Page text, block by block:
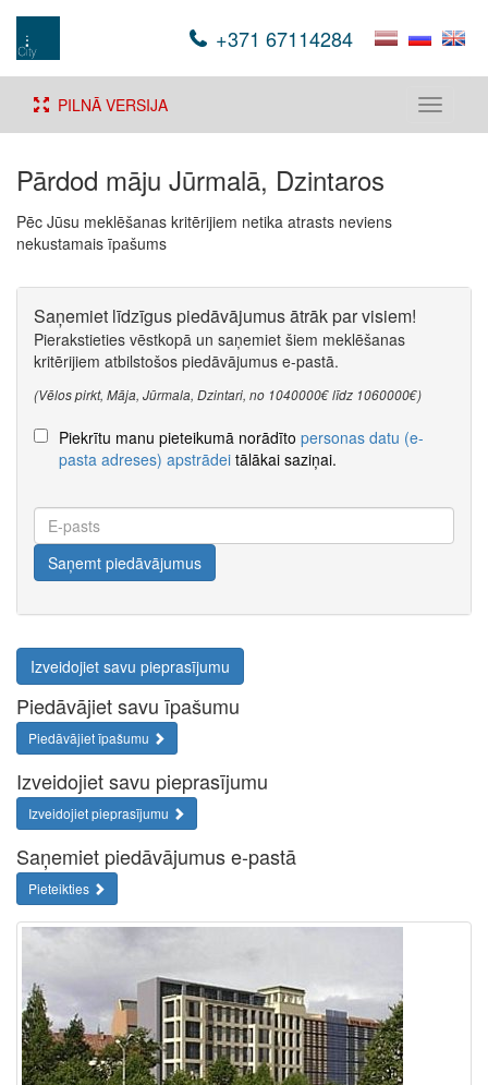
+371 67114284
Toggle
PILNĀ VERSIJA
Pārdod māju Jūrmalā, Dzintaros
Pēc Jūsu meklēšanas kritērijiem netika atrasts neviens
nekustamais īpašums
Saņemiet līdzīgus piedāvājumus ātrāk par visiem!
Pierakstieties vēstkopā un saņemiet šiem meklēšanas
kritērijiem atbilstošos piedāvājumus e-pastā.
(Vēlos pirkt, Māja, Jūrmala, Dzintari, no 1040000€ līdz 1060000€)
Piekrītu manu pieteikumā norādīto personas datu (e-
pasta adreses) apstrādei tālākai saziņai.
E-
pasts
Saņemt piedāvājumus
Izveidojiet savu pieprasījumu
Piedāvājiet savu īpašumu
Piedāvājiet īpašumu
Izveidojiet savu pieprasījumu
Izveidojiet pieprasījumu
Saņemiet piedāvājumus e-pastā
Pieteikties